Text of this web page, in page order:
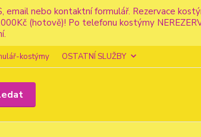
email nebo kontaktní formulář. Rezervace
(hotově)! Po telefonu kostýmy
kostýmy OSTATNÍ SLUŽBY